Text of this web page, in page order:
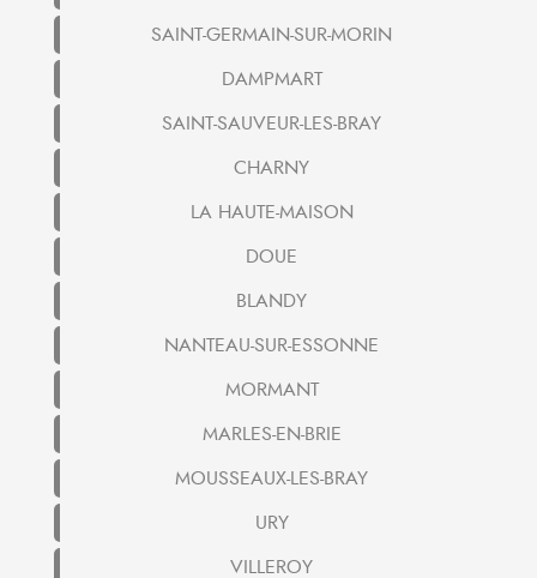
SAINT-GERMAIN-SUR-MORIN
DAMPMART
SAINT-SAUVEUR-LES-BRAY
CHARNY
LA HAUTE-MAISON
DOUE
BLANDY
NANTEAU-SUR-ESSONNE
MORMANT
MARLES-EN-BRIE
MOUSSEAUX-LES-BRAY
URY
VILLEROY